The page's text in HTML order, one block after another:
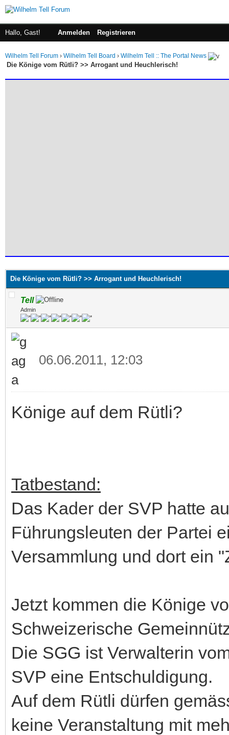
Hallo, Gast! Anmelden Registrieren
Wilhelm Tell Forum › Wilhelm Tell Board › Wilhelm Tell :: The Portal News
Die Könige vom Rütli? >> Arrogant und Heuchlerisch!
Die Könige vom Rütli? >> Arrogant und Heuchlerisch!
Tell
Admin
06.06.2011, 12:03
Könige auf dem Rütli?
Tatbestand:
Das Kader der SVP hatte
Führungsleuten der Partei
Versammlung und dort ein
Jetzt kommen die Könige
Schweizerische
Die SGG ist Verwalterin
SVP eine Entschuldigung.
Auf dem Rütli dürfen
keine Veranstaltung mit